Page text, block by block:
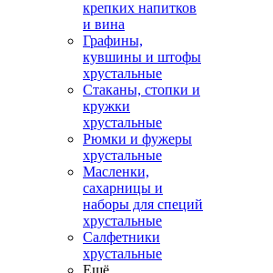
крепких напитков
и вина
Графины,
кувшины и штофы
хрустальные
Стаканы, стопки и
кружки
хрустальные
Рюмки и фужеры
хрустальные
Масленки,
сахарницы и
наборы для специй
хрустальные
Салфетники
хрустальные
Ещё